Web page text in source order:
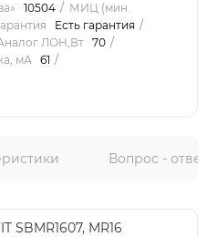
10504
МИЦ (мин.
Есть гарантия
ЛОН,Вт 70
мА 61
Вопрос -
SBMR1607, MR16